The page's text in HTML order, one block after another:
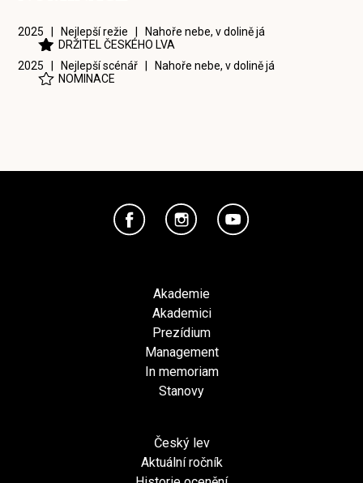
2025 | Nejlepší režie | Nahoře nebe, v dolině já
DRŽITEL ČESKÉHO LVA
2025 | Nejlepší scénář | Nahoře nebe, v dolině já
NOMINACE
Akademie
Akademici
Prezídium
Management
In memoriam
Stanovy
Český lev
Aktuální ročník